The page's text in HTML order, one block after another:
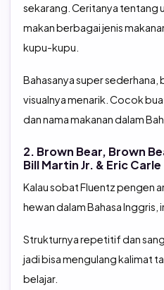
sekarang. Ceritanya tentang
makan berbagai jenis
kupu-kupu.
Bahasanya super sederhana,
visualnya menarik. Cocok
dan nama makanan dalam
2. Brown Bear, Brown
Bill Martin Jr. & Eric Carle
Kalau sobat Fluentz pengen
hewan dalam Bahasa Inggris,
Strukturnya repetitif dan
jadi bisa mengulang kalimat
belajar.